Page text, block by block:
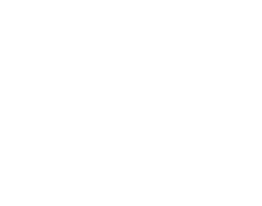
a
e
da
da
num